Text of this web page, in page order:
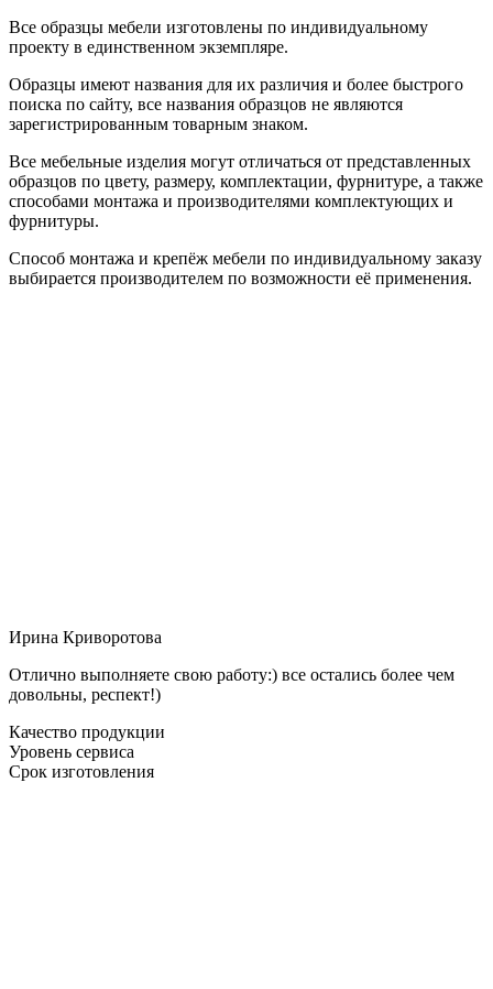
Все образцы мебели изготовлены по индивидуальному
проекту в единственном экземпляре.
Образцы имеют названия для их различия и более быстрого
поиска по сайту, все названия образцов не являются
зарегистрированным товарным знаком.
Все мебельные изделия могут отличаться от представленных
образцов по цвету, размеру, комплектации, фурнитуре, а также
способами монтажа и производителями комплектующих и
фурнитуры.
Способ монтажа и крепёж мебели по индивидуальному заказу
выбирается производителем по возможности её применения.
Ирина Криворотова
Отлично выполняете свою работу:) все остались более чем
довольны, респект!)
Качество продукции
Уровень сервиса
Срок изготовления